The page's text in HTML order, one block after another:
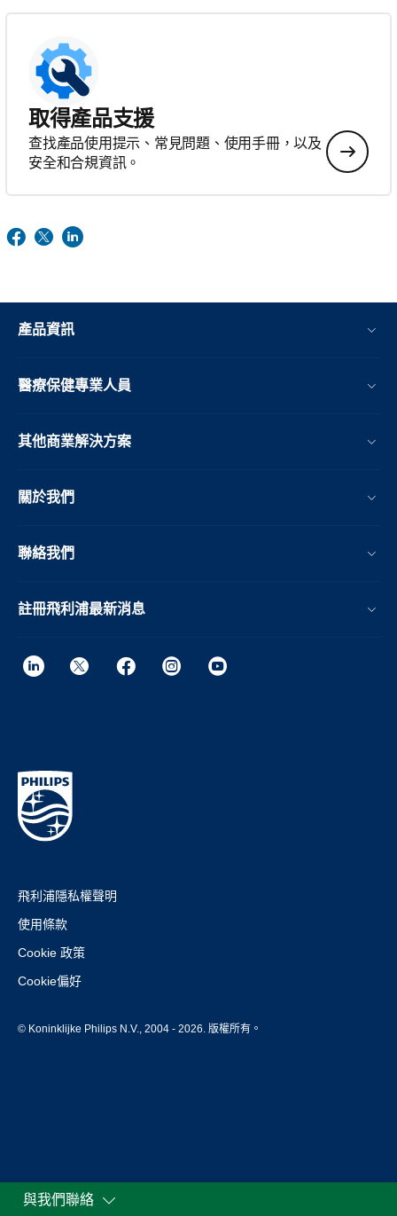
取得產品支援
查找產品使用提示、常見問題、使用手冊，以及
安全和合規資訊。
產品資訊
醫療保健專業人員
其他商業解決方案
關於我們
聯絡我們
註冊飛利浦最新消息
飛利浦隱私權聲明
使用條款
Cookie 政策
Cookie偏好
© Koninklijke Philips N.V., 2004 - 2026. 版權所有。
與我們聯絡